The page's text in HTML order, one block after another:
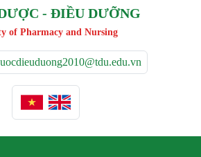
- ĐIỀU DƯỠNG
of Pharmacy and Nursing